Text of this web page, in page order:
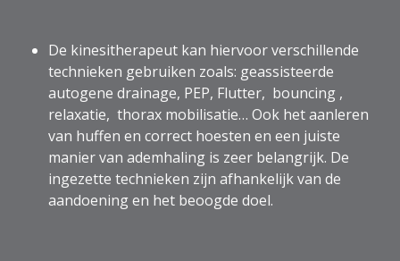
De kinesitherapeut kan hiervoor verschillende
technieken gebruiken zoals: geassisteerde
autogene drainage, PEP, Flutter, bouncing ,
relaxatie, thorax mobilisatie… Ook het aanleren
van huffen en correct hoesten en een juiste
manier van ademhaling is zeer belangrijk. De
ingezette technieken zijn afhankelijk van de
aandoening en het beoogde doel.